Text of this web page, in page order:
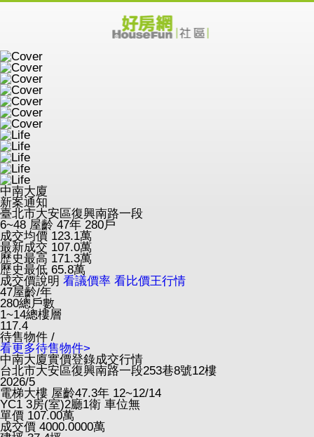
中南大廈
新案通知
臺北市大安區復興南路一段
6~48 屋齡 47年 280戶
成交均價 123.1萬
最新成交 107.0萬
歷史最高 171.3萬
歷史最低 65.8萬
成交價說明 看議價率 看比價王行情
47屋齡/年
280總戶數
1~14總樓層
117.4
待售物件 /
看更多待售物件>
中南大廈實價登錄成交行情
台北市大安區復興南路一段253巷8號12樓
2026/5
電梯大樓 屋齡47.3年 12~12/14
YC1 3房(室)2廳1衛 車位無
單價 107.00萬
成交價 4000.0000萬